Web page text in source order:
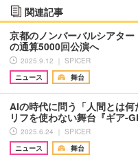
関連記事
京都のノンバーバルシアタ
の通算5000回公演へ
2025.9.12 ｜ SPICER
ニュース
舞台
AIの時代に問う「人間とは
リフを使わない舞台『ギア-
2025.6.24 ｜ SPICER
ニュース
舞台